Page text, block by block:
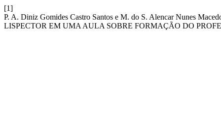
[1]
P. A. Diniz Gomides Castro Santos e M. do S. Alencar Nunes
LISPECTOR EM UMA AULA SOBRE FORMAÇÃO DO